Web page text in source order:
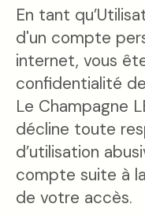
En tant
d'un compte
internet, vous
confidentialité
Le Champagne
décline toute
d’utilisation
compte suite à
de votre accès.